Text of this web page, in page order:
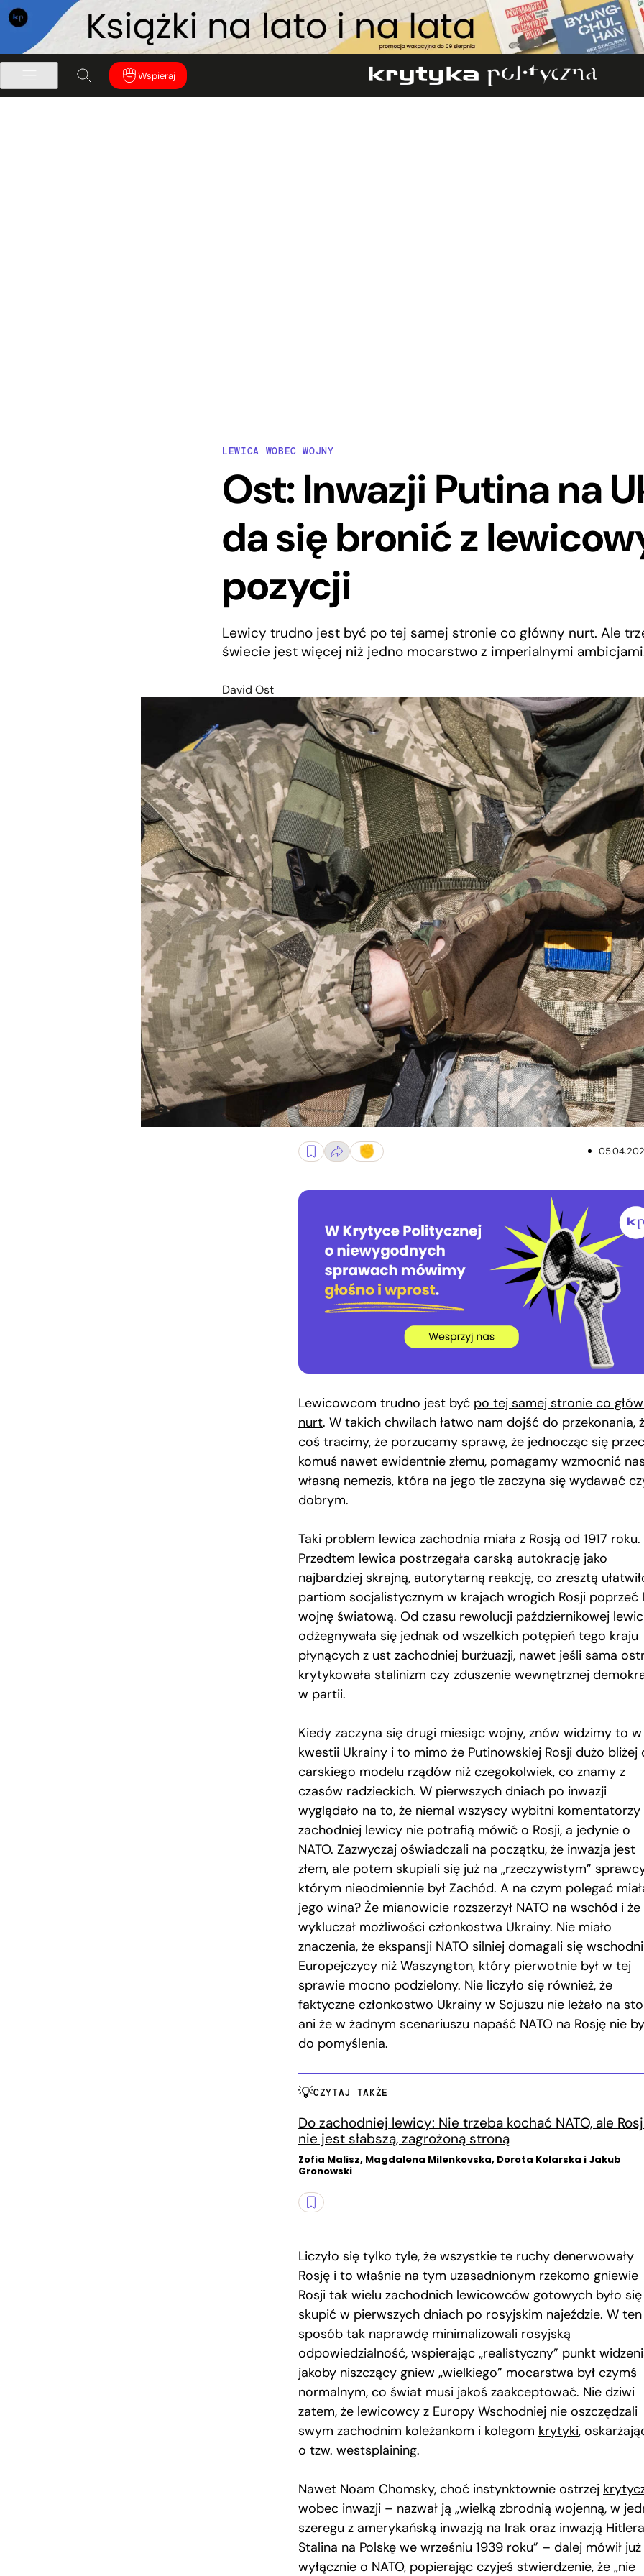
Wspieraj
LEWICA WOBEC WOJNY
Ost: Inwazji Putina na
da się bronić z
pozycji
Lewicy trudno jest być po tej samej stronie co główny nurt. Ale
świecie jest więcej niż jedno mocarstwo z imperialnymi
David Ost
Żołnierz ukraińskiej obrony terytorialnej w Kijowie Fot. palinchak/Depositphotos
Lewicowcom trudno jest być po tej samej stronie co
nurt. W takich chwilach łatwo nam dojść do przekonania,
coś tracimy, że porzucamy sprawę, że jednocząc się
komuś nawet ewidentnie złemu, pomagamy wzmocnić
własną nemezis, która na jego tle zaczyna się wydawać
dobrym.
Taki problem lewica zachodnia miała z Rosją od 1917 roku.
Przedtem lewica postrzegała carską autokrację jako
najbardziej skrajną, autorytarną reakcję, co zresztą
partiom socjalistycznym w krajach wrogich Rosji poprzeć I
wojnę światową. Od czasu rewolucji październikowej
odżegnywała się jednak od wszelkich potępień tego kraju
płynących z ust zachodniej burżuazji, nawet jeśli sama
krytykowała stalinizm czy zduszenie wewnętrznej
w partii.
Kiedy zaczyna się drugi miesiąc wojny, znów widzimy to w
kwestii Ukrainy i to mimo że Putinowskiej Rosji dużo bliżej
carskiego modelu rządów niż czegokolwiek, co znamy z
czasów radzieckich. W pierwszych dniach po inwazji
wyglądało na to, że niemal wszyscy wybitni komentatorzy
zachodniej lewicy nie potrafią mówić o Rosji, a jedynie o
NATO. Zazwyczaj oświadczali na początku, że inwazja jest
złem, ale potem skupiali się już na „rzeczywistym”
którym nieodmiennie był Zachód. A na czym polegać
jego wina? Że mianowicie rozszerzył NATO na wschód i że
wykluczał możliwości członkostwa Ukrainy. Nie miało
znaczenia, że ekspansji NATO silniej domagali się wschodni
Europejczycy niż Waszyngton, który pierwotnie był w tej
sprawie mocno podzielony. Nie liczyło się również, że
faktyczne członkostwo Ukrainy w Sojuszu nie leżało na
ani że w żadnym scenariuszu napaść NATO na Rosję nie
do pomyślenia.
CZYTAJ TAKŻE
Do zachodniej lewicy: Nie trzeba kochać NATO, ale
nie jest słabszą, zagrożoną stroną
Zofia Malisz, Magdalena Milenkovska, Dorota Kolarska i Jakub
Gronowski
Liczyło się tylko tyle, że wszystkie te ruchy denerwowały
Rosję i to właśnie na tym uzasadnionym rzekomo gniewie
Rosji tak wielu zachodnich lewicowców gotowych było się
skupić w pierwszych dniach po rosyjskim najeździe. W ten
sposób tak naprawdę minimalizowali rosyjską
odpowiedzialność, wspierając „realistyczny” punkt
jakoby niszczący gniew „wielkiego” mocarstwa był czymś
normalnym, co świat musi jakoś zaakceptować. Nie dziwi
zatem, że lewicowcy z Europy Wschodniej nie oszczędzali
swym zachodnim koleżankom i kolegom krytyki,
o tzw. westsplaining.
Nawet Noam Chomsky, choć instynktownie ostrzej
wobec inwazji – nazwał ją „wielką zbrodnią wojenną, w
szeregu z amerykańską inwazją na Irak oraz inwazją
Stalina na Polskę we wrześniu 1939 roku” – dalej mówił już
wyłącznie o NATO, popierając czyjeś stwierdzenie, że „nie